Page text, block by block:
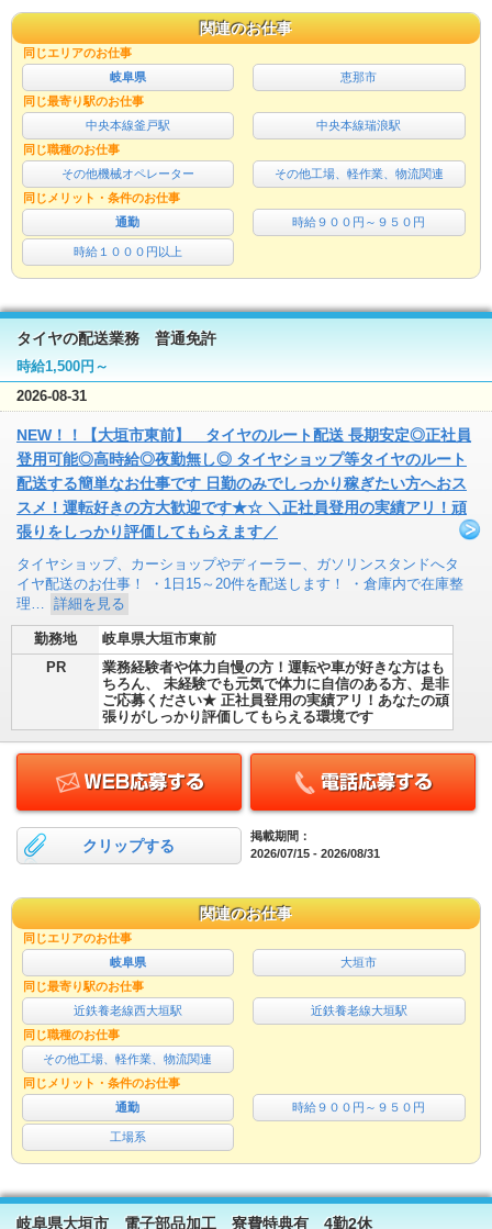
関連のお仕事
同じエリアのお仕事
岐阜県
恵那市
同じ最寄り駅のお仕事
中央本線釜戸駅
中央本線瑞浪駅
同じ職種のお仕事
その他機械オペレーター
その他工場、軽作業、物流関連
同じメリット・条件のお仕事
通勤
時給９００円～９５０円
時給１０００円以上
タイヤの配送業務 普通免許
時給1,500円～
2026-08-31
NEW！！【大垣市東前】 タイヤのルート配送 長期安定◎正社員
登用可能◎高時給◎夜勤無し◎ タイヤショップ等タイヤのルート
配送する簡単なお仕事です 日勤のみでしっかり稼ぎたい方へおス
スメ！運転好きの方大歓迎です★☆ ＼正社員登用の実績アリ！頑
張りをしっかり評価してもらえます／
タイヤショップ、カーショップやディーラー、ガソリンスタンドへタ
イヤ配送のお仕事！ ・1日15～20件を配送します！ ・倉庫内で在庫整
理…
詳細を見る
勤務地
岐阜県大垣市東前
PR
業務経験者や体力自慢の方！運転や車が好きな方はも
ちろん、 未経験でも元気で体力に自信のある方、是非
ご応募ください★ 正社員登用の実績アリ！あなたの頑
張りがしっかり評価してもらえる環境です
クリップする
掲載期間：
2026/07/15 - 2026/08/31
関連のお仕事
同じエリアのお仕事
岐阜県
大垣市
同じ最寄り駅のお仕事
近鉄養老線西大垣駅
近鉄養老線大垣駅
同じ職種のお仕事
その他工場、軽作業、物流関連
同じメリット・条件のお仕事
通勤
時給９００円～９５０円
工場系
岐阜県大垣市 電子部品加工 寮費特典有 4勤2休